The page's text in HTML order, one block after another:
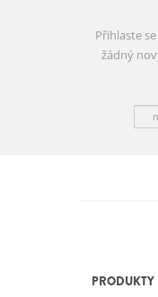
Přihlaste
žádný
PRODUKTY